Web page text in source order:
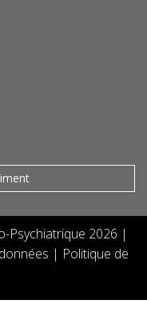
Psychiatrique 2026 |
| Politique de